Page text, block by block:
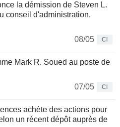
la démission de Steven L.
conseil d'administration,
08/05
CI
Mark R. Soued au poste de
07/05
CI
achète des actions pour
un récent dépôt auprès de